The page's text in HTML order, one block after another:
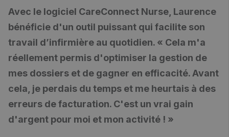
Avec le logiciel CareConnect Nurse, Laurence
bénéficie d'un outil puissant qui facilite son
travail d’infirmière au quotidien. « Cela m'a
réellement permis d'optimiser la gestion de
mes dossiers et de gagner en efficacité. Avant
cela, je perdais du temps et me heurtais à des
erreurs de facturation. C'est un vrai gain
d'argent pour moi et mon activité ! »